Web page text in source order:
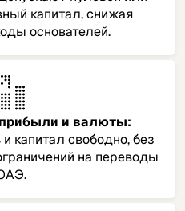
капитал, снижая
основателей.
и валюты:
капитал свободно, без
на переводы